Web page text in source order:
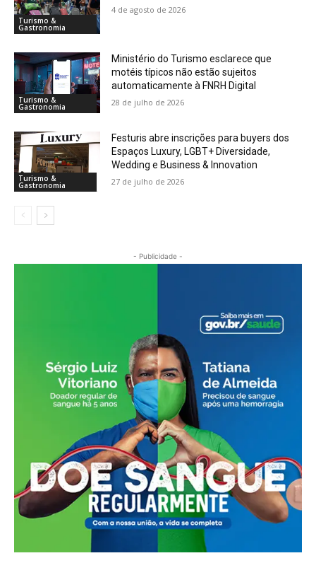
Turismo &
Gastronomia
4 de agosto de 2026
Turismo &
Gastronomia
Ministério do Turismo esclarece que
motéis típicos não estão sujeitos
automaticamente à FNRH Digital
28 de julho de 2026
Turismo &
Gastronomia
Festuris abre inscrições para buyers dos
Espaços Luxury, LGBT+ Diversidade,
Wedding e Business & Innovation
27 de julho de 2026
- Publicidade -